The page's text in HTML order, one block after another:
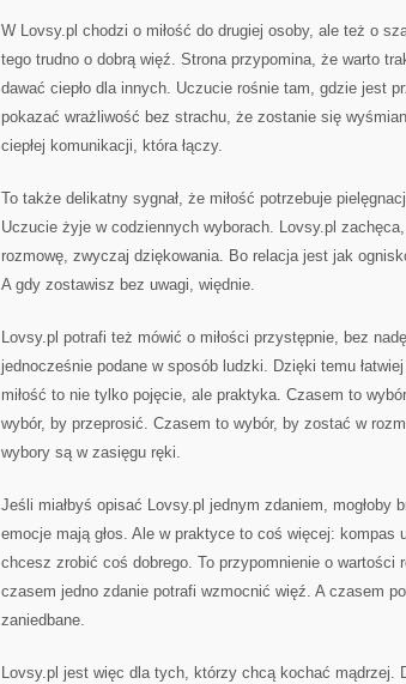
W Lovsy.pl chodzi o miłość do drugiej osoby, ale też o
tego trudno o dobrą więź. Strona przypomina, że warto
dawać ciepło dla innych. Uczucie rośnie tam, gdzie jest
pokazać wrażliwość bez strachu, że zostanie się
ciepłej komunikacji, która łączy.
To także delikatny sygnał, że miłość potrzebuje
Uczucie żyje w codziennych wyborach. Lovsy.pl
rozmowę, zwyczaj dziękowania. Bo relacja jest jak
A gdy zostawisz bez uwagi, więdnie.
Lovsy.pl potrafi też mówić o miłości przystępnie, bez
jednocześnie podane w sposób ludzki. Dzięki temu
miłość to nie tylko pojęcie, ale praktyka. Czasem to
wybór, by przeprosić. Czasem to wybór, by zostać w
wybory są w zasięgu ręki.
Jeśli miałbyś opisać Lovsy.pl jednym zdaniem, mogłoby
emocje mają głos. Ale w praktyce to coś więcej: kompas
chcesz zrobić coś dobrego. To przypomnienie o
czasem jedno zdanie potrafi wzmocnić więź. A czasem
zaniedbane.
Lovsy.pl jest więc dla tych, którzy chcą kochać mądrzej.